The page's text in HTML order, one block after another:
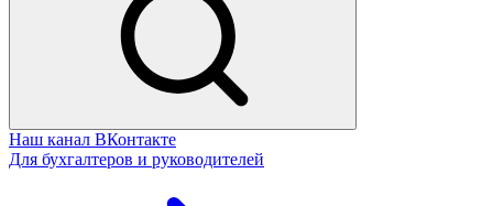
Наш канал ВКонтакте
Для бухгалтеров и руководителей